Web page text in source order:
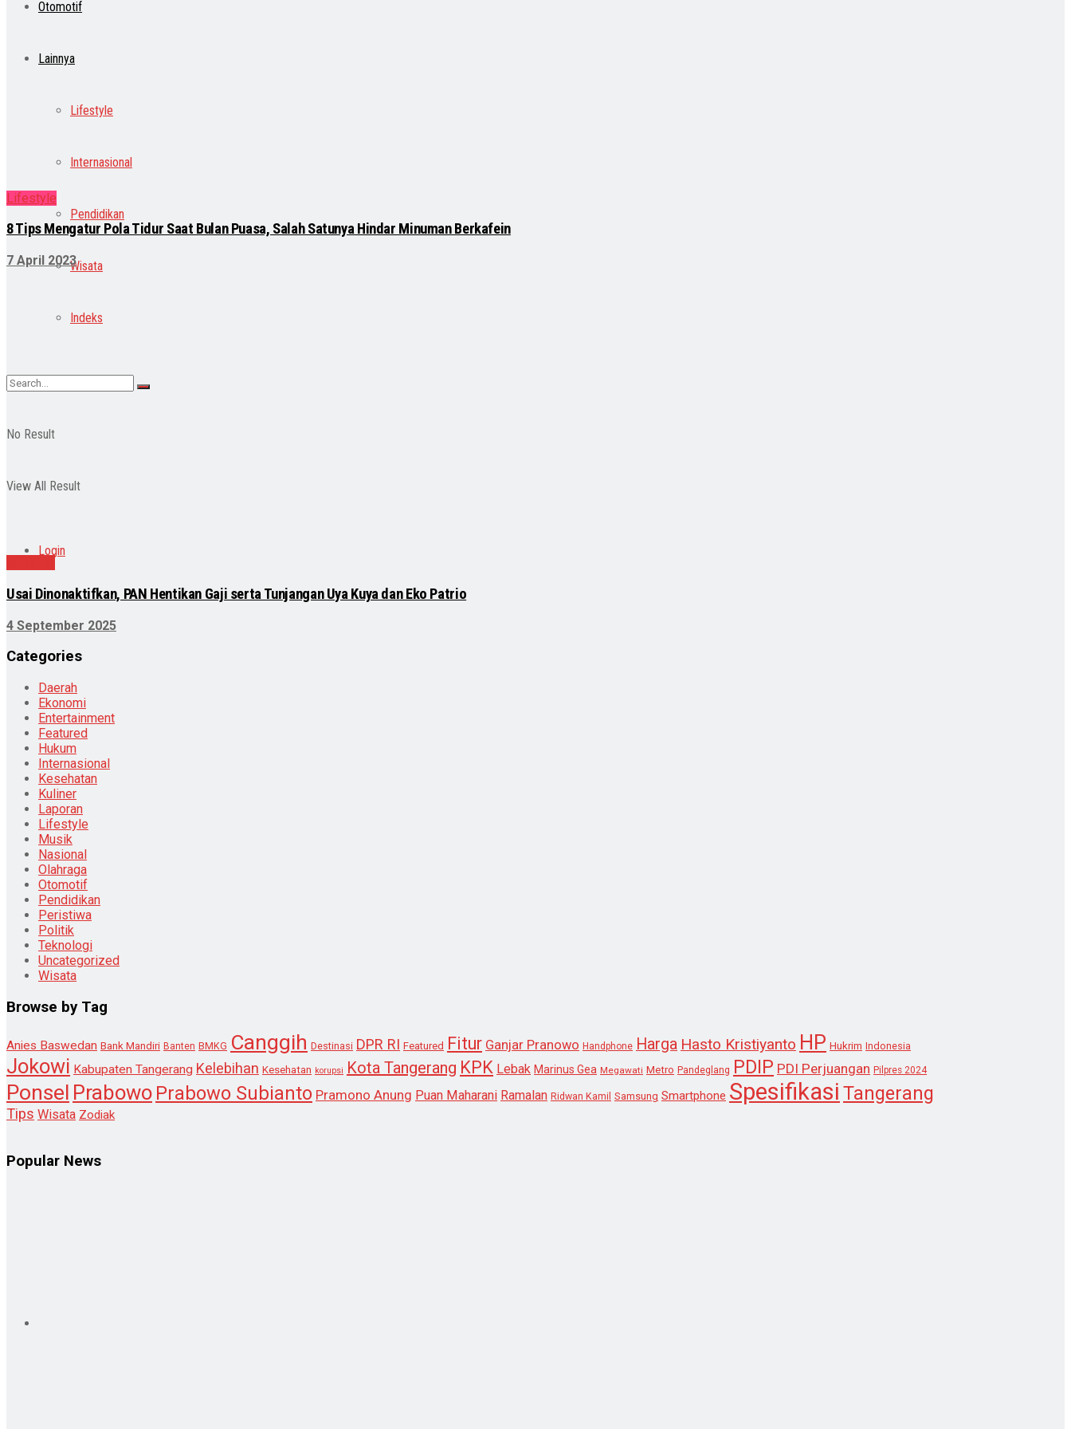
Otomotif
Lainnya
Lifestyle
Internasional
Pendidikan
Wisata
Indeks
No Result
View All Result
Login
Lifestyle
8 Tips Mengatur Pola Tidur Saat Bulan Puasa, Salah Satunya Hindar Minuman Berkafein
7 April 2023
Usai Dinonaktifkan, PAN Hentikan Gaji serta Tunjangan Uya Kuya dan Eko Patrio
4 September 2025
Categories
Daerah
Ekonomi
Entertainment
Featured
Hukum
Internasional
Kesehatan
Kuliner
Laporan
Lifestyle
Musik
Nasional
Olahraga
Otomotif
Pendidikan
Peristiwa
Politik
Teknologi
Uncategorized
Wisata
Browse by Tag
Anies Baswedan Bank Mandiri Banten BMKG Canggih Destinasi DPR RI Featured Fitur Ganjar Pranowo Handphone Harga Hasto Kristiyanto HP Hukrim Indonesia
Jokowi Kabupaten Tangerang Kelebihan Kesehatan korupsi Kota Tangerang KPK Lebak Marinus Gea Megawati Metro Pandeglang PDIP PDI Perjuangan Pilpres 2024
Ponsel Prabowo Prabowo Subianto Pramono Anung Puan Maharani Ramalan Ridwan Kamil Samsung Smartphone Spesifikasi Tangerang
Tips Wisata Zodiak
Popular News